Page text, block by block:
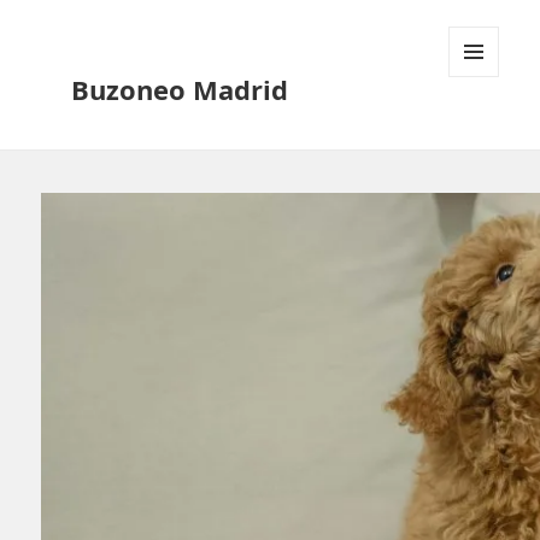
Buzoneo Madrid
Y
WIDGETS